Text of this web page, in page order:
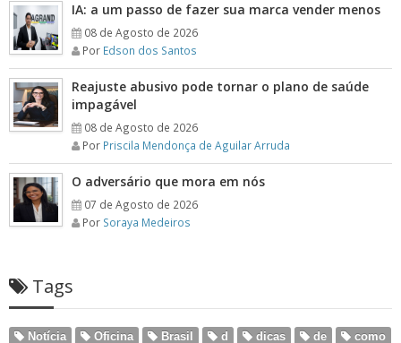
IA: a um passo de fazer sua marca vender menos
08 de Agosto de 2026
Por Edson dos Santos
Reajuste abusivo pode tornar o plano de saúde
impagável
08 de Agosto de 2026
Por Priscila Mendonça de Aguilar Arruda
O adversário que mora em nós
07 de Agosto de 2026
Por Soraya Medeiros
Tags
Notícia Oficina Brasil d dicas de
como